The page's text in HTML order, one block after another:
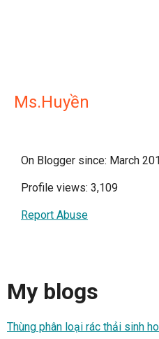
Ms.Huyền
On Blogger since: March
Profile views: 3,109
Report Abuse
My blogs
Thùng phân loại rác thải sinh